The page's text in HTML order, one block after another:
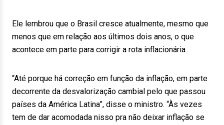
Ele lembrou que o Brasil cresce atualmente, mesmo que
menos que em relação aos últimos dois anos, o que
acontece em parte para corrigir a rota inflacionária.
“Até porque há correção em função da inflação, em parte
decorrente da desvalorização cambial pelo que passou
países da América Latina”, disse o ministro. “Às vezes
tem de dar acomodada nisso pra não deixar inflação se